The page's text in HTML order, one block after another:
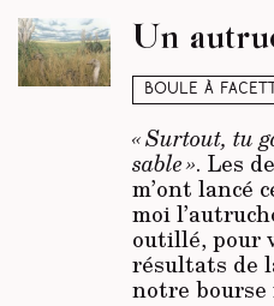
Boule à
Un
« Surtout, tu
sable ». Les
m’ont lancé
moi
outillé, pour
résultats de
notre